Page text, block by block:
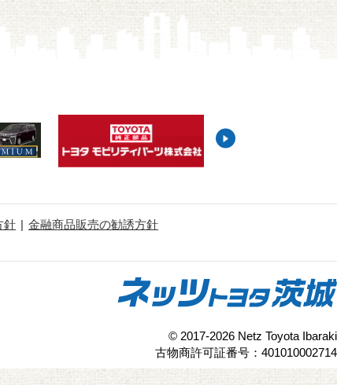
針
金融商品販売の勧誘方針
© 2017-2026 Netz Toyota Ibaraki
古物商許可証番号：401010002714